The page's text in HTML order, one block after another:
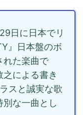
日に日本でリ
』日本盤のボ
れた楽曲で
による書き
スと誠実な歌
な一曲とし